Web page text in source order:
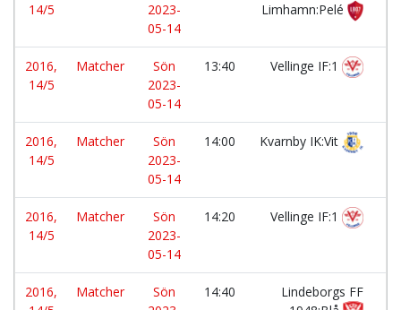
14/5
2023-
05-14
Limhamn:Pelé
2016,
14/5
Matcher
Sön
2023-
05-14
13:40 Vellinge IF:1
2016,
14/5
Matcher
Sön
2023-
05-14
14:00 Kvarnby IK:Vit
2016,
14/5
Matcher
Sön
2023-
05-14
14:20 Vellinge IF:1
2016,
Matcher
Sön
14:40
Lindeborgs FF